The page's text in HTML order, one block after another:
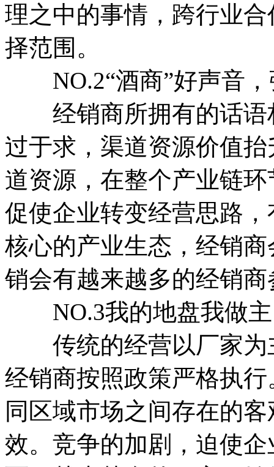
理之中的事情，跨行业
择范围。
NO.2“酒商”好声音，
经销商所拥有的话语
过于求，渠道资源价值
道资源，在整个产业链
促使企业转变经营思路
核心的产业生态，经销
销会有越来越多的经销
NO.3我的地盘我做主
传统的经营以厂家为
经销商按照政策严格执
同区域市场之间存在的
效。竞争的加剧，迫使